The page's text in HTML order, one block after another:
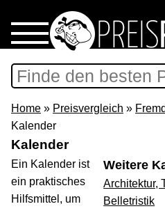
Home
Download
Preispiraten auf
Support &
Home » Preisvergleich »
Kalender
Kalender
Weitere
Architektur,
Belletristik
Ein Kalender ist
ein praktisches
Hilfsmittel, um